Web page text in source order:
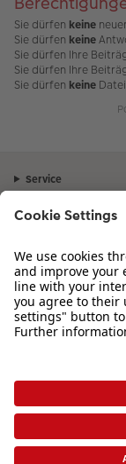
Sie dürfen keine
Sie dürfen keine
Sie dürfen Ihre
Sie dürfen Ihre
Sie dürfen keine
Service
Sortiment
Inspiration
Bei Fragen zu
Montag bis